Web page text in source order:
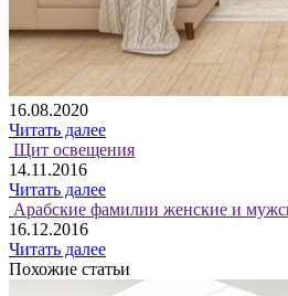
16.08.2020
Читать далее
Щит освещения
14.11.2016
Читать далее
Арабские фамилии женские и
16.12.2016
Читать далее
Похожие статьи